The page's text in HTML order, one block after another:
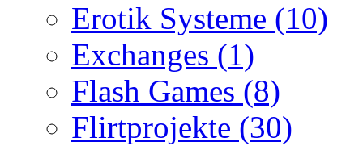
Erotik Systeme (10)
Exchanges (1)
Flash Games (8)
Flirtprojekte (30)